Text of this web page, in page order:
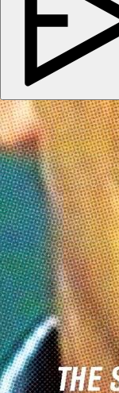
Copyright © 2026